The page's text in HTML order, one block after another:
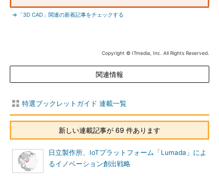
⇒「3D CAD」関連の新着記事をチェックする
Copyright © ITmedia, Inc. All Rights Reserved.
関連情報
特選ブックレットガイド 連載一覧
新しい連載記事が 69 件あります
日立製作所、IoTプラットフォーム「Lumada」によ
るイノベーション創出戦略